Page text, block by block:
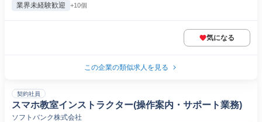
業界未経験歓迎 +10個
気になる
この企業の類似求人を見る
契約社員
スマホ教室インストラクター(操作案内・サポート業務)
ソフトバンク株式会社